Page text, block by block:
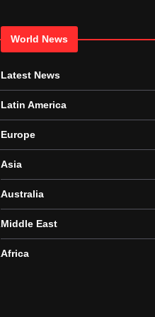
World News
Latest News
Latin America
Europe
Asia
Australia
Middle East
Africa